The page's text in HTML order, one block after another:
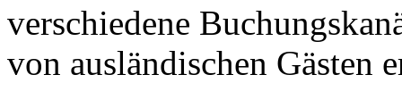
verschiedene
von ausländischen Gästen